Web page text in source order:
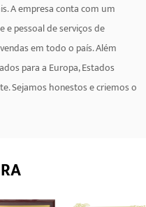
A empresa conta com um
pessoal de serviços de
em todo o país. Além
para a Europa, Estados
Sejamos honestos e criemos o